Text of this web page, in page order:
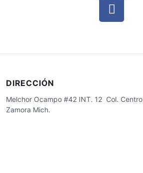
DIRECCIÓN
Melchor Ocampo #42 INT. 12 Col. Centro
Zamora Mich.